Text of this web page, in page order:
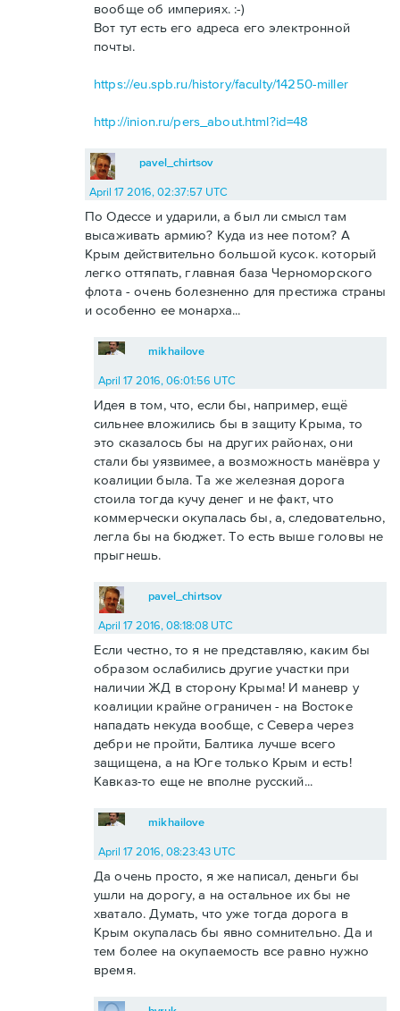
вообще об империях. :-)
Вот тут есть его адреса его электронной
почты.
https://eu.spb.ru/history/faculty/14250-miller
http://inion.ru/pers_about.html?id=48
pavel_chirtsov
April 17 2016, 02:37:57 UTC
По Одессе и ударили, а был ли смысл там
высаживать армию? Куда из нее потом? А
Крым действительно большой кусок. который
легко оттяпать, главная база Черноморского
флота - очень болезненно для престижа страны
и особенно ее монарха...
mikhailove
April 17 2016, 06:01:56 UTC
Идея в том, что, если бы, например, ещё
сильнее вложились бы в защиту Крыма, то
это сказалось бы на других районах, они
стали бы уязвимее, а возможность манёвра у
коалиции была. Та же железная дорога
стоила тогда кучу денег и не факт, что
коммерчески окупалась бы, а, следовательно,
легла бы на бюджет. То есть выше головы не
прыгнешь.
pavel_chirtsov
April 17 2016, 08:18:08 UTC
Если честно, то я не представляю, каким бы
образом ослабились другие участки при
наличии ЖД в сторону Крыма! И маневр у
коалиции крайне ограничен - на Востоке
нападать некуда вообще, с Севера через
дебри не пройти, Балтика лучше всего
защищена, а на Юге только Крым и есть!
Кавказ-то еще не вполне русский...
mikhailove
April 17 2016, 08:23:43 UTC
Да очень просто, я же написал, деньги бы
ушли на дорогу, а на остальное их бы не
хватало. Думать, что уже тогда дорога в
Крым окупалась бы явно сомнительно. Да и
тем более на окупаемость все равно нужно
время.